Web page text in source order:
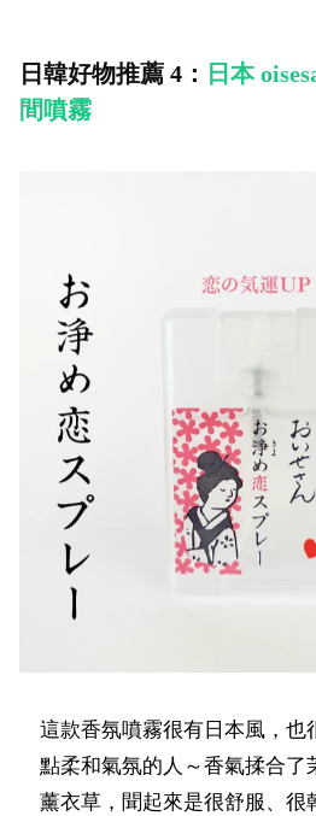
日韓好物推薦 4： 日本
間噴霧
這款香氛噴霧很有日本風，也
點柔和氣氛的人～香氣揉合了
薰衣草，聞起來是很舒服、很